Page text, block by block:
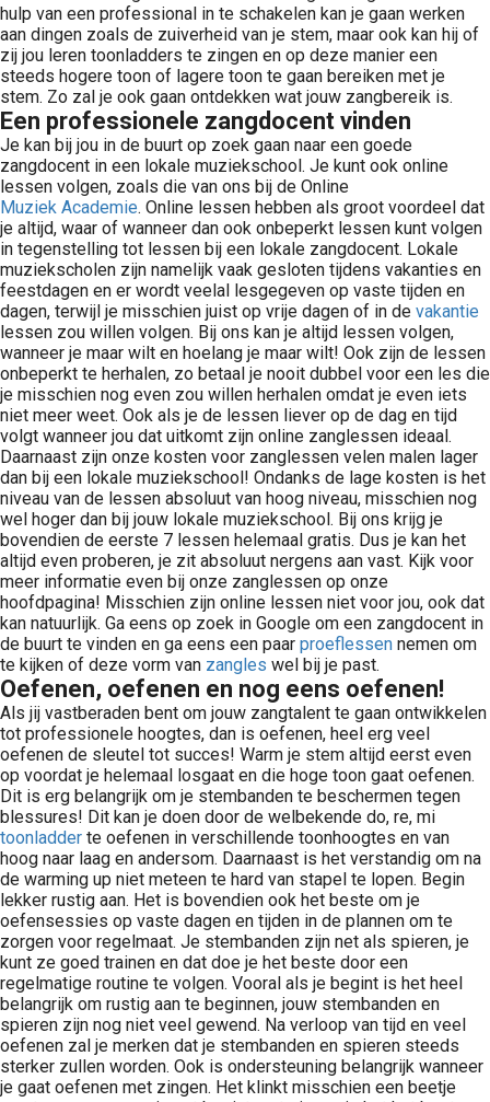
hulp van een professional in te schakelen kan je gaan werken
aan dingen zoals de zuiverheid van je stem, maar ook kan hij of
zij jou leren toonladders te zingen en op deze manier een
steeds hogere toon of lagere toon te gaan bereiken met je
stem. Zo zal je ook gaan ontdekken wat jouw zangbereik is.
Een professionele zangdocent vinden
Je kan bij jou in de buurt op zoek gaan naar een goede
zangdocent in een lokale muziekschool. Je kunt ook online
lessen volgen, zoals die van ons bij de Online
Muziek Academie. Online lessen hebben als groot voordeel dat
je altijd, waar of wanneer dan ook onbeperkt lessen kunt volgen
in tegenstelling tot lessen bij een lokale zangdocent. Lokale
muziekscholen zijn namelijk vaak gesloten tijdens vakanties en
feestdagen en er wordt veelal lesgegeven op vaste tijden en
dagen, terwijl je misschien juist op vrije dagen of in de vakantie
lessen zou willen volgen. Bij ons kan je altijd lessen volgen,
wanneer je maar wilt en hoelang je maar wilt! Ook zijn de lessen
onbeperkt te herhalen, zo betaal je nooit dubbel voor een les die
je misschien nog even zou willen herhalen omdat je even iets
niet meer weet. Ook als je de lessen liever op de dag en tijd
volgt wanneer jou dat uitkomt zijn online zanglessen ideaal.
Daarnaast zijn onze kosten voor zanglessen velen malen lager
dan bij een lokale muziekschool! Ondanks de lage kosten is het
niveau van de lessen absoluut van hoog niveau, misschien nog
wel hoger dan bij jouw lokale muziekschool. Bij ons krijg je
bovendien de eerste 7 lessen helemaal gratis. Dus je kan het
altijd even proberen, je zit absoluut nergens aan vast. Kijk voor
meer informatie even bij onze zanglessen op onze
hoofdpagina! Misschien zijn online lessen niet voor jou, ook dat
kan natuurlijk. Ga eens op zoek in Google om een zangdocent in
de buurt te vinden en ga eens een paar proeflessen nemen om
te kijken of deze vorm van zangles wel bij je past.
Oefenen, oefenen en nog eens oefenen!
Als jij vastberaden bent om jouw zangtalent te gaan ontwikkelen
tot professionele hoogtes, dan is oefenen, heel erg veel
oefenen de sleutel tot succes! Warm je stem altijd eerst even
op voordat je helemaal losgaat en die hoge toon gaat oefenen.
Dit is erg belangrijk om je stembanden te beschermen tegen
blessures! Dit kan je doen door de welbekende do, re, mi
toonladder te oefenen in verschillende toonhoogtes en van
hoog naar laag en andersom. Daarnaast is het verstandig om na
de warming up niet meteen te hard van stapel te lopen. Begin
lekker rustig aan. Het is bovendien ook het beste om je
oefensessies op vaste dagen en tijden in de plannen om te
zorgen voor regelmaat. Je stembanden zijn net als spieren, je
kunt ze goed trainen en dat doe je het beste door een
regelmatige routine te volgen. Vooral als je begint is het heel
belangrijk om rustig aan te beginnen, jouw stembanden en
spieren zijn nog niet veel gewend. Na verloop van tijd en veel
oefenen zal je merken dat je stembanden en spieren steeds
sterker zullen worden. Ook is ondersteuning belangrijk wanneer
je gaat oefenen met zingen. Het klinkt misschien een beetje